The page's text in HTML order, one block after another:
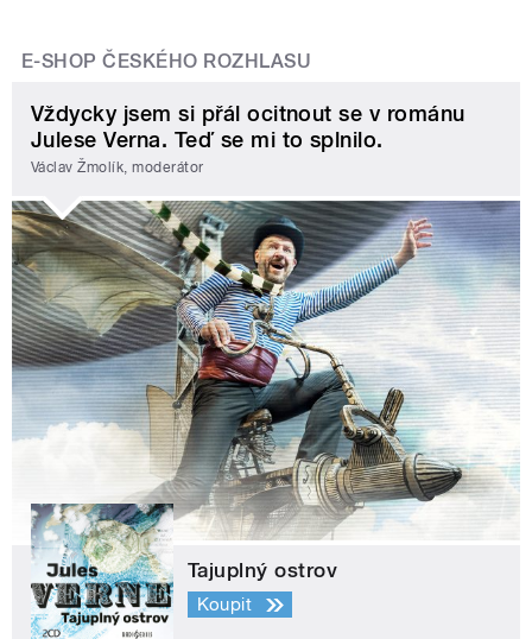
E-SHOP ČESKÉHO ROZHLASU
Vždycky jsem si přál ocitnout se v románu
Julese Verna. Teď se mi to splnilo.
Václav Žmolík, moderátor
Tajuplný ostrov
Koupit